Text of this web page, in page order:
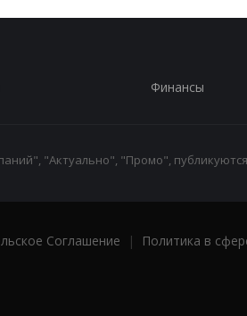
Финансы
"Актуально", "Промо",
Соглашение |
Политика в